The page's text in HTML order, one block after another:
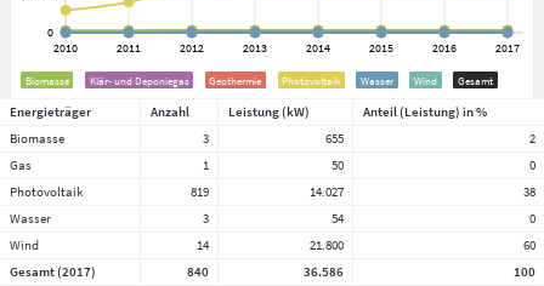
Biomasse Klär- und Deponiegas Geothermie Photovoltaik Wasser Wind Gesamt
Energieträger Anzahl Leistung (kW)
Anteil (Leistung) in %
Biomasse
3 655
2
Gas
1 50
0
Photovoltaik
819 14.027
38
Wasser
3 54
0
Wind
14 21.800
60
Gesamt (2017)
840 36.586 100